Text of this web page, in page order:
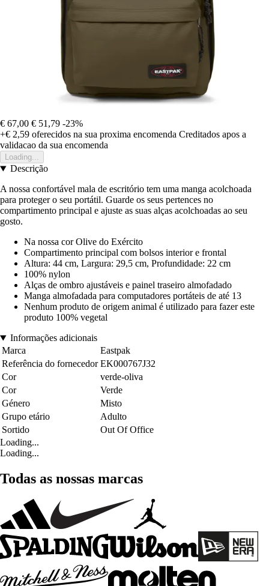
€ 67,00 € 51,79 -23%
+€ 2,59 oferecidos na sua proxima encomenda Creditados apos a
validacao da sua encomenda
Loading...
Descrição
A nossa confortável mala de escritório tem uma manga acolchoada
para proteger o seu portátil. Guarde os seus pertences no
compartimento principal e ajuste as suas alças acolchoadas ao seu
gosto.
Na nossa cor Olive do Exército
Compartimento principal com bolsos interior e frontal
Altura: 44 cm, Largura: 29,5 cm, Profundidade: 22 cm
100% nylon
Alças de ombro ajustáveis e painel traseiro almofadado
Manga almofadada para computadores portáteis de até 13
Nenhum produto de origem animal é utilizado para fazer este
produto 100% vegetal
Informações adicionais
Marca
Eastpak
Referência do fornecedor EK000767J32
Cor
verde-oliva
Cor
Verde
Género
Misto
Grupo etário
Adulto
Sortido
Out Of Office
Loading...
Loading...
Todas as nossas marcas